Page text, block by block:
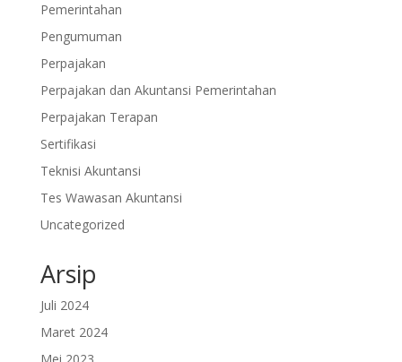
Pemerintahan
Pengumuman
Perpajakan
Perpajakan dan Akuntansi Pemerintahan
Perpajakan Terapan
Sertifikasi
Teknisi Akuntansi
Tes Wawasan Akuntansi
Uncategorized
Arsip
Juli 2024
Maret 2024